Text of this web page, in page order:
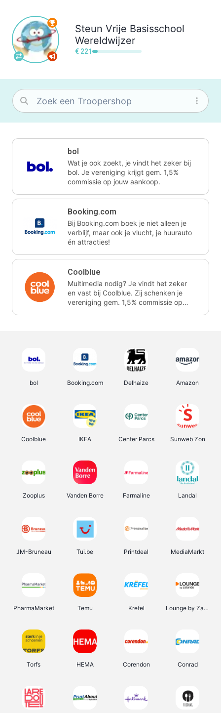
Steun Vrije Basisschool
Wereldwijzer
€ 221
bol
Wat je ook zoekt, je vindt het zeker bij
bol. Je vereniging krijgt gem. 1,5%
commissie op jouw aankoop.
Booking.com
Bij Booking.com boek je niet alleen je
verblijf, maar ook je vlucht, je huurauto
én attracties!
Coolblue
Multimedia nodig? Je vindt het zeker
en vast bij Coolblue. Zij schenken je
vereniging gem. 1,5% commissie op
bol Booking.com Delhaize Amazon
Coolblue IKEA Center Parcs Sunweb Zon
Zooplus Vanden Borre Farmaline Landal
JM-Bruneau Tui.be Printdeal MediaMarkt
PharmaMarket Temu Krefel Lounge by Zalando
Torfs HEMA Corendon Conrad